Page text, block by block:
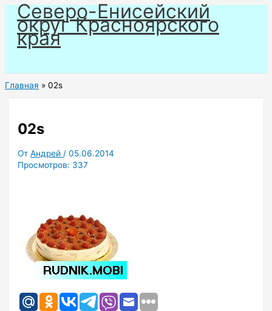
Перейти
содержимому
Северо-Енисейский
округ Красноярского
края
Главная 02s
02s
ОтАндрей /05.06.2014
Просмотров: 337